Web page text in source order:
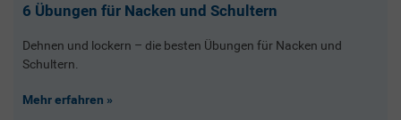
6 Übungen für Nacken und Schultern
Dehnen und lockern – die besten Übungen für Nacken und
Schultern.
Mehr erfahren